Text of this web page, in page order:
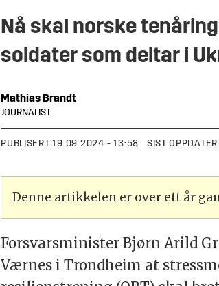
Nå skal norske
soldater som deltar i
Mathias Brandt
JOURNALIST
PUBLISERT 19.09.2024 - 13:58 SIST
Denne artikkelen er over ett år
Forsvarsminister Bjørn Arild
Værnes i Trondheim at